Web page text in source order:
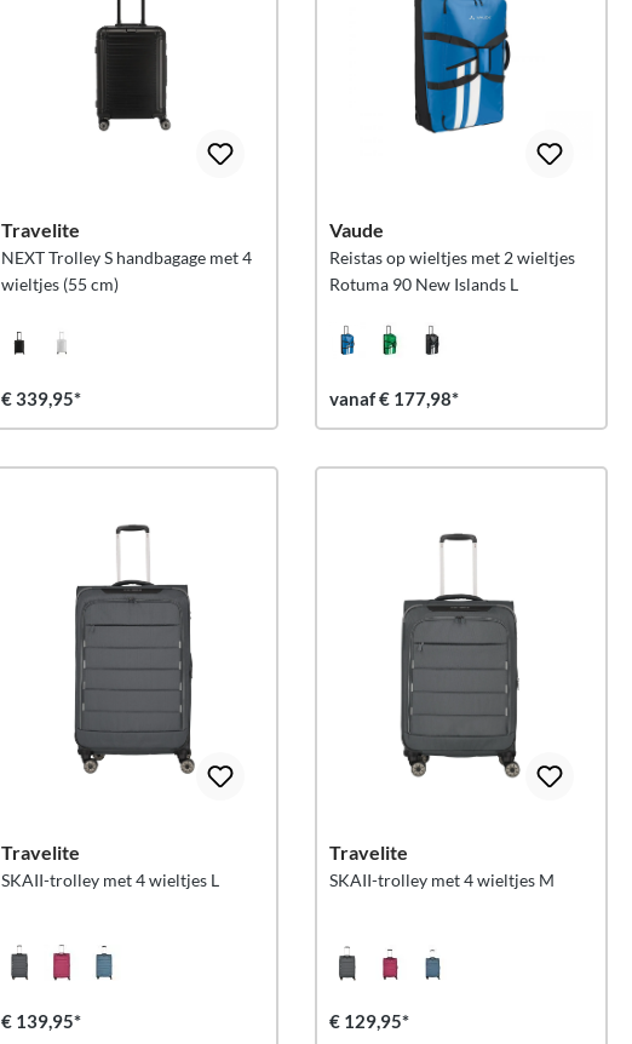
Travelite
NEXT Trolley S handbagage met 4
wieltjes (55 cm)
€ 339,95*
Vaude
Reistas op wieltjes met 2 wieltjes
Rotuma 90 New Islands L
vanaf € 177,98*
Travelite
SKAII-trolley met 4 wieltjes L
€ 139,95*
Travelite
SKAII-trolley met 4 wieltjes M
€ 129,95*